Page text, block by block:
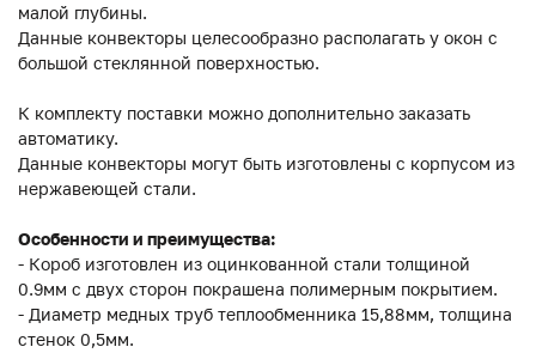
малой глубины.
Данные конвекторы целесообразно располагать у окон с
большой стеклянной поверхностью.
К комплекту поставки можно дополнительно заказать
автоматику.
Данные конвекторы могут быть изготовлены с корпусом из
нержавеющей стали.
Особенности и преимущества:
- Короб изготовлен из оцинкованной стали толщиной
0.9мм с двух сторон покрашена полимерным покрытием.
- Диаметр медных труб теплообменника 15,88мм, толщина
стенок 0,5мм.